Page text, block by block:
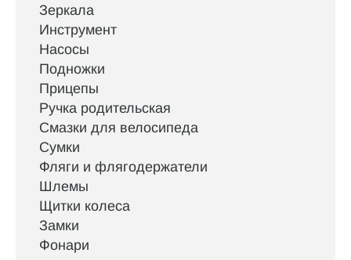
Зеркала
Инструмент
Насосы
Подножки
Прицепы
Ручка родительская
Смазки для велосипеда
Сумки
Фляги и флягодержатели
Шлемы
Щитки колеса
Замки
Фонари